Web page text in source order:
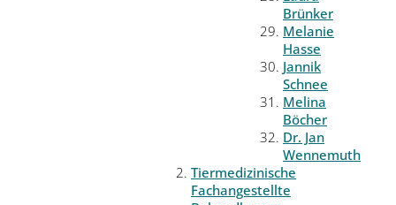
Brünker
Melanie
Hasse
Jannik
Schnee
Melina
Böcher
Dr. Jan
Wennemuth
Tiermedizinische
Fachangestellte